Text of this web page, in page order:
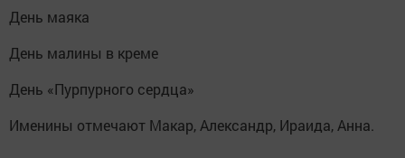
День маяка
День малины в креме
День «Пурпурного сердца»
Именины отмечают Макар, Александр, Ираида, Анна.